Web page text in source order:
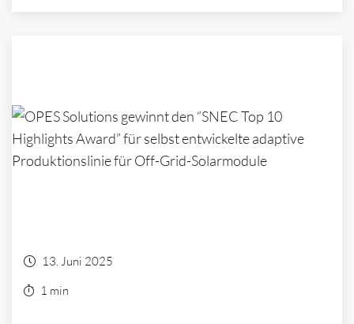
13. Juni 2025
1 min